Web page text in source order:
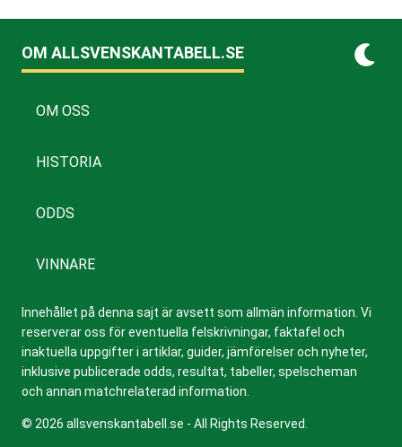
OM ALLSVENSKANTABELL.SE
OM OSS
HISTORIA
ODDS
VINNARE
Innehållet på denna sajt är avsett som allmän information. Vi
reserverar oss för eventuella felskrivningar, faktafel och
inaktuella uppgifter i artiklar, guider, jämförelser och nyheter,
inklusive publicerade odds, resultat, tabeller, spelscheman
och annan matchrelaterad information.
© 2026 allsvenskantabell.se - All Rights Reserved.